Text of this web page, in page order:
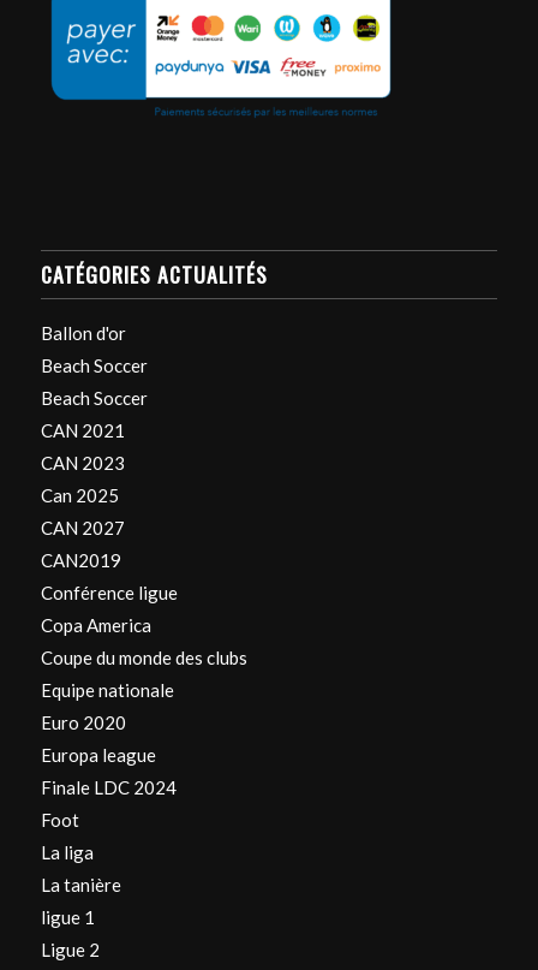
CATÉGORIES ACTUALITÉS
Ballon d'or
Beach Soccer
Beach Soccer
CAN 2021
CAN 2023
Can 2025
CAN 2027
CAN2019
Conférence ligue
Copa America
Coupe du monde des clubs
Equipe nationale
Euro 2020
Europa league
Finale LDC 2024
Foot
La liga
La tanière
ligue 1
Ligue 2